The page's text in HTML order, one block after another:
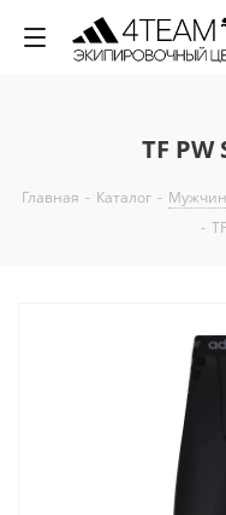
TF PW
Главная - Каталог -
-